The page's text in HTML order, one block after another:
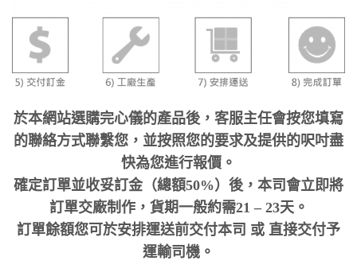
於本網站選購完心儀的產品後，客服主任會按您填寫
的聯絡方式聯繫您，並按照您的要求及提供的呎吋盡
快為您進行報價。
確定訂單並收妥訂金（總額50%）後，本司會立即將
訂單交廠制作，貨期一般約需21 – 23天。
訂單餘額您可於安排運送前交付本司 或 直接交付予
運輸司機。